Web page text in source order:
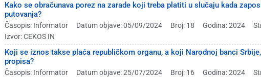
Kako se obračunava porez na zarade koji treba platiti u slučaju kada
putovanja?
Časopis: Informator Datum objave: 05/09/2024 Broj: 18 Godina: 2024
Izvor: CEKOS IN
Koji se iznos takse plaća republičkom organu, a koji Narodnoj banci
propisa?
Časopis: Informator Datum objave: 25/07/2024 Broj: 16 Godina: 2024